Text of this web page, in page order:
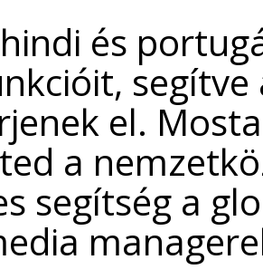
és
el.
a
segítség a